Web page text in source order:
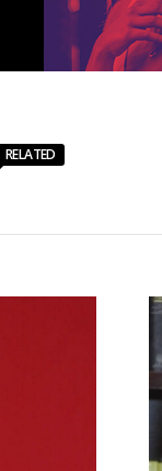
RELATED